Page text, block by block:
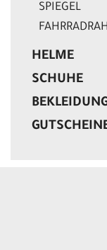
SPIEGEL
HELME
SCHUHE